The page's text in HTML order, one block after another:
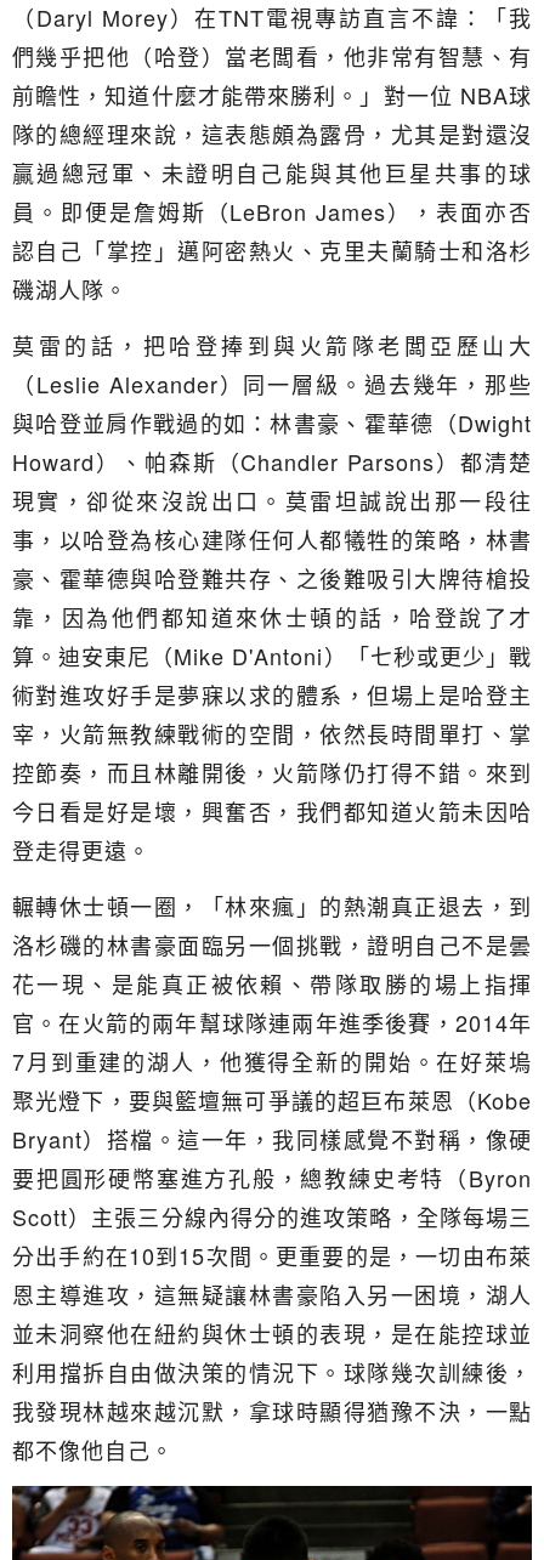
（Daryl Morey）在TNT電視專訪直言不諱：「我
們幾乎把他（哈登）當老闆看，他非常有智慧、有
前瞻性，知道什麼才能帶來勝利。」對一位 NBA球
隊的總經理來說，這表態頗為露骨，尤其是對還沒
贏過總冠軍、未證明自己能與其他巨星共事的球
員。即便是詹姆斯（LeBron James），表面亦否
認自己「掌控」邁阿密熱火、克里夫蘭騎士和洛杉
磯湖人隊。
莫雷的話，把哈登捧到與火箭隊老闆亞歷山大
（Leslie Alexander）同一層級。過去幾年，那些
與哈登並肩作戰過的如：林書豪、霍華德（Dwight
Howard）、帕森斯（Chandler Parsons）都清楚
現實，卻從來沒說出口。莫雷坦誠說出那一段往
事，以哈登為核心建隊任何人都犧牲的策略，林書
豪、霍華德與哈登難共存、之後難吸引大牌待槍投
靠，因為他們都知道來休士頓的話，哈登說了才
算。迪安東尼（Mike D'Antoni）「七秒或更少」戰
術對進攻好手是夢寐以求的體系，但場上是哈登主
宰，火箭無教練戰術的空間，依然長時間單打、掌
控節奏，而且林離開後，火箭隊仍打得不錯。來到
今日看是好是壞，興奮否，我們都知道火箭未因哈
登走得更遠。
輾轉休士頓一圈，「林來瘋」的熱潮真正退去，到
洛杉磯的林書豪面臨另一個挑戰，證明自己不是曇
花一現、是能真正被依賴、帶隊取勝的場上指揮
官。在火箭的兩年幫球隊連兩年進季後賽，2014年
7月到重建的湖人，他獲得全新的開始。在好萊塢
聚光燈下，要與籃壇無可爭議的超巨布萊恩（Kobe
Bryant）搭檔。這一年，我同樣感覺不對稱，像硬
要把圓形硬幣塞進方孔般，總教練史考特（Byron
Scott）主張三分線內得分的進攻策略，全隊每場三
分出手約在10到15次間。更重要的是，一切由布萊
恩主導進攻，這無疑讓林書豪陷入另一困境，湖人
並未洞察他在紐約與休士頓的表現，是在能控球並
利用擋拆自由做決策的情況下。球隊幾次訓練後，
我發現林越來越沉默，拿球時顯得猶豫不決，一點
都不像他自己。